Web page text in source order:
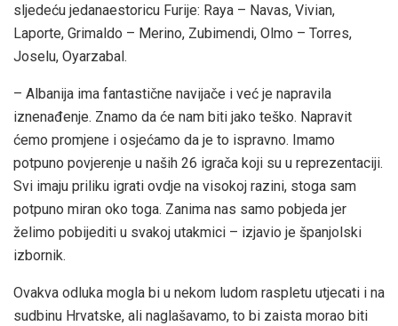
sljedeću jedanaestoricu Furije: Raya – Navas, Vivian,
Laporte, Grimaldo – Merino, Zubimendi, Olmo – Torres,
Joselu, Oyarzabal.
– Albanija ima fantastične navijače i već je napravila
iznenađenje. Znamo da će nam biti jako teško. Napravit
ćemo promjene i osjećamo da je to ispravno. Imamo
potpuno povjerenje u naših 26 igrača koji su u reprezentaciji.
Svi imaju priliku igrati ovdje na visokoj razini, stoga sam
potpuno miran oko toga. Zanima nas samo pobjeda jer
želimo pobijediti u svakoj utakmici – izjavio je španjolski
izbornik.
Ovakva odluka mogla bi u nekom ludom raspletu utjecati i na
sudbinu Hrvatske, ali naglašavamo, to bi zaista morao biti